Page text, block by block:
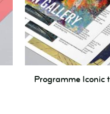
Iconic
Programme Iconic